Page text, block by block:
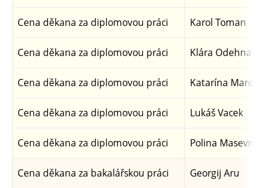
Cena děkana za diplomovou práci Karol Toman
Cena děkana za diplomovou práci Klára Odehnalová
Cena děkana za diplomovou práci Katarína
Cena děkana za diplomovou práci Lukáš Vacek
Cena děkana za diplomovou práci Polina Masevnina
Cena děkana za bakalářskou práci Georgij Aru